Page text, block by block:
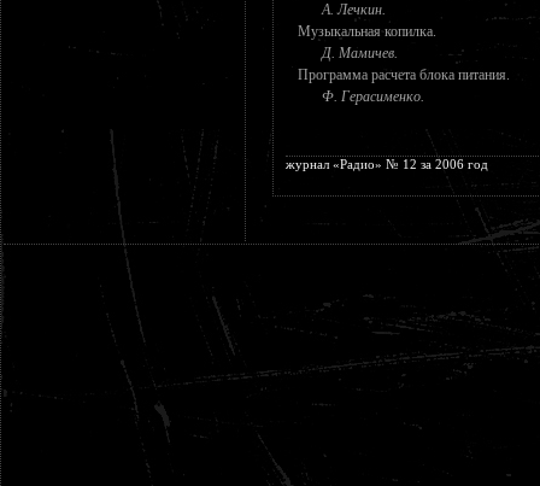
А. Лечкин.
Музыкальная копилка.
Д. Мамичев.
Программа расчета блока питания.
Ф. Герасименко.
журнал «Радио» № 12 за 2006 год